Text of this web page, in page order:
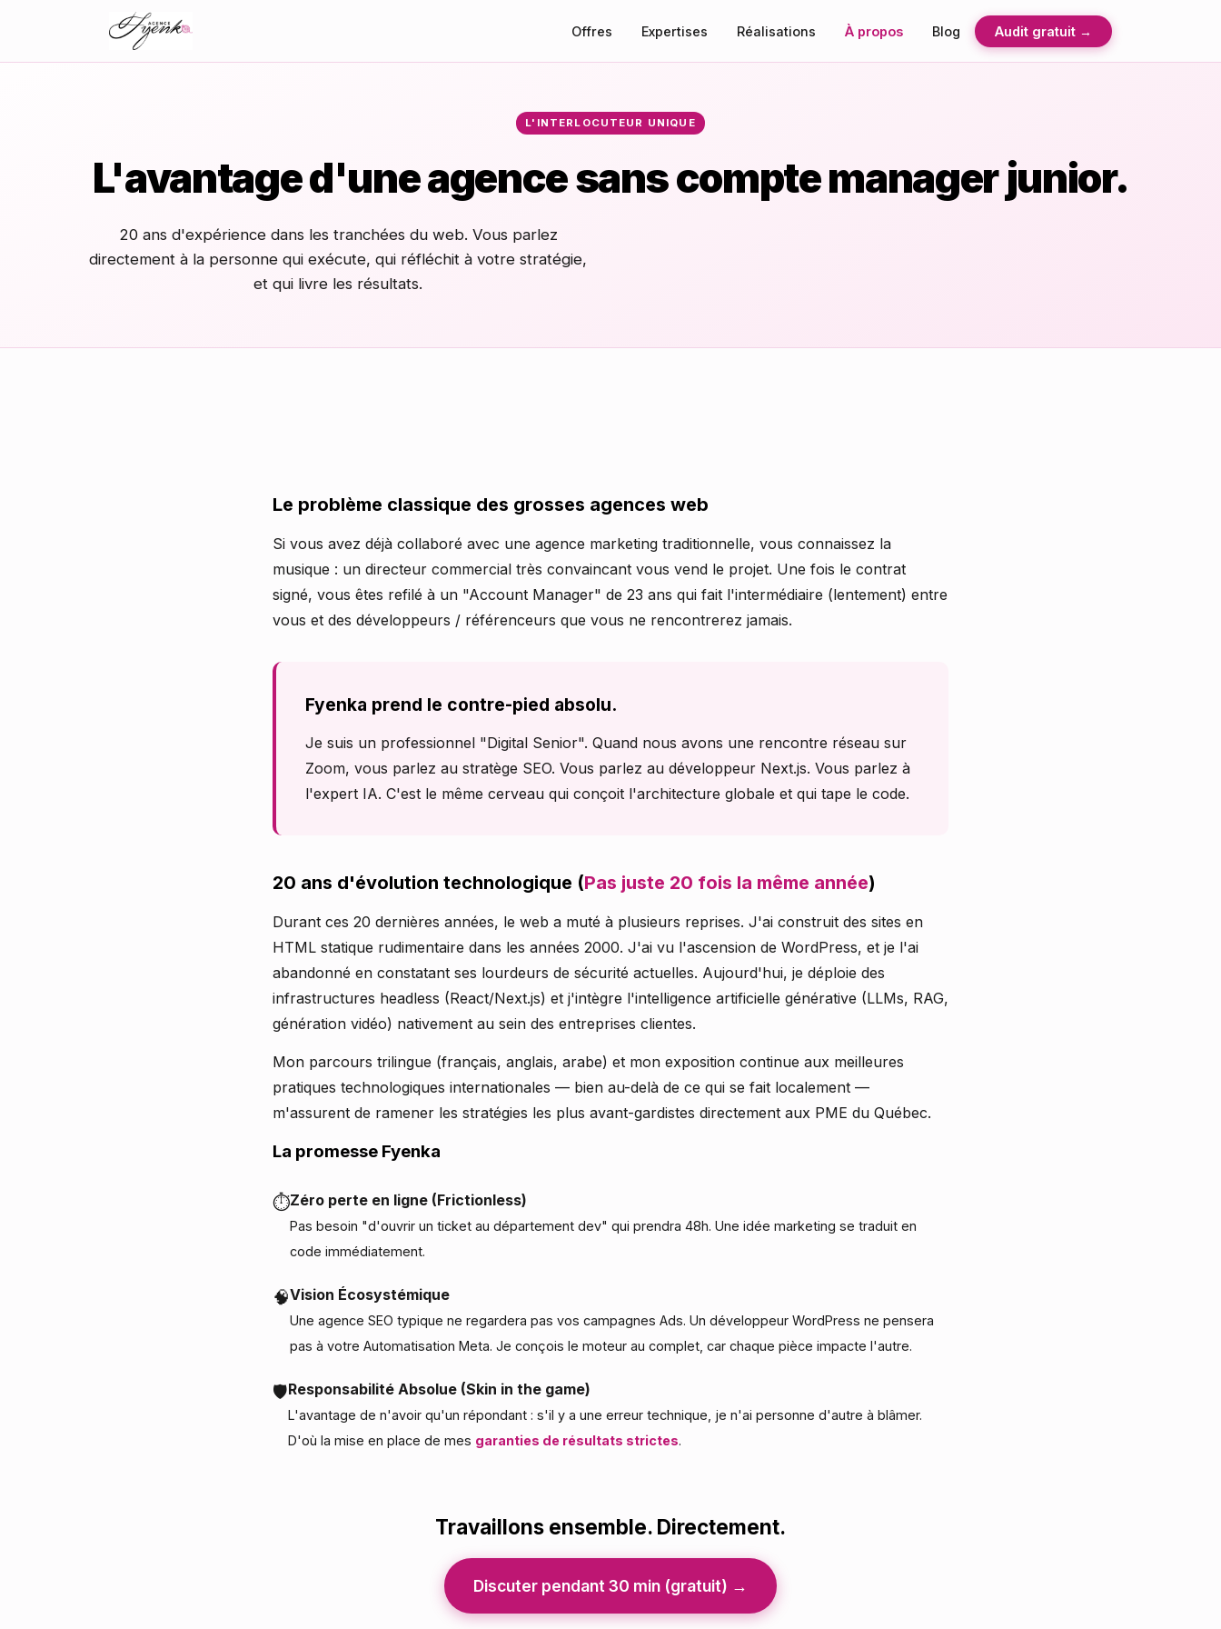
Offres Expertises Réalisations À propos Blog Audit gratuit →
L'INTERLOCUTEUR UNIQUE
L'avantage d'une agence sans compte manager junior.
20 ans d'expérience dans les tranchées du web. Vous parlez
directement à la personne qui exécute, qui réfléchit à votre stratégie,
et qui livre les résultats.
Le problème classique des grosses agences web
Si vous avez déjà collaboré avec une agence marketing traditionnelle, vous connaissez la
musique : un directeur commercial très convaincant vous vend le projet. Une fois le contrat
signé, vous êtes refilé à un "Account Manager" de 23 ans qui fait l'intermédiaire (lentement) entre
vous et des développeurs / référenceurs que vous ne rencontrerez jamais.
Fyenka prend le contre-pied absolu.
Je suis un professionnel "Digital Senior". Quand nous avons une rencontre réseau sur
Zoom, vous parlez au stratège SEO. Vous parlez au développeur Next.js. Vous parlez à
l'expert IA. C'est le même cerveau qui conçoit l'architecture globale et qui tape le code.
20 ans d'évolution technologique (Pas juste 20 fois la même année)
Durant ces 20 dernières années, le web a muté à plusieurs reprises. J'ai construit des sites en
HTML statique rudimentaire dans les années 2000. J'ai vu l'ascension de WordPress, et je l'ai
abandonné en constatant ses lourdeurs de sécurité actuelles. Aujourd'hui, je déploie des
infrastructures headless (React/Next.js) et j'intègre l'intelligence artificielle générative (LLMs, RAG,
génération vidéo) nativement au sein des entreprises clientes.
Mon parcours trilingue (français, anglais, arabe) et mon exposition continue aux meilleures
pratiques technologiques internationales — bien au-delà de ce qui se fait localement —
m'assurent de ramener les stratégies les plus avant-gardistes directement aux PME du Québec.
La promesse Fyenka
⏱️Zéro perte en ligne (Frictionless)
Pas besoin "d'ouvrir un ticket au département dev" qui prendra 48h. Une idée marketing se traduit en
code immédiatement.
🧠Vision Écosystémique
Une agence SEO typique ne regardera pas vos campagnes Ads. Un développeur WordPress ne pensera
pas à votre Automatisation Meta. Je conçois le moteur au complet, car chaque pièce impacte l'autre.
🛡️Responsabilité Absolue (Skin in the game)
L'avantage de n'avoir qu'un répondant : s'il y a une erreur technique, je n'ai personne d'autre à blâmer.
D'où la mise en place de mes garanties de résultats strictes.
Travaillons ensemble. Directement.
Discuter pendant 30 min (gratuit) →